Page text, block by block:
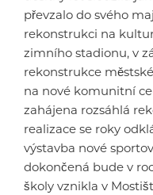
převzalo do svého
rekonstrukci na
zimního stadionu, v
rekonstrukce
na nové komunitní
zahájena rozsáhlá
realizace se roky
výstavba nové
dokončená bude v
školy vznikla v